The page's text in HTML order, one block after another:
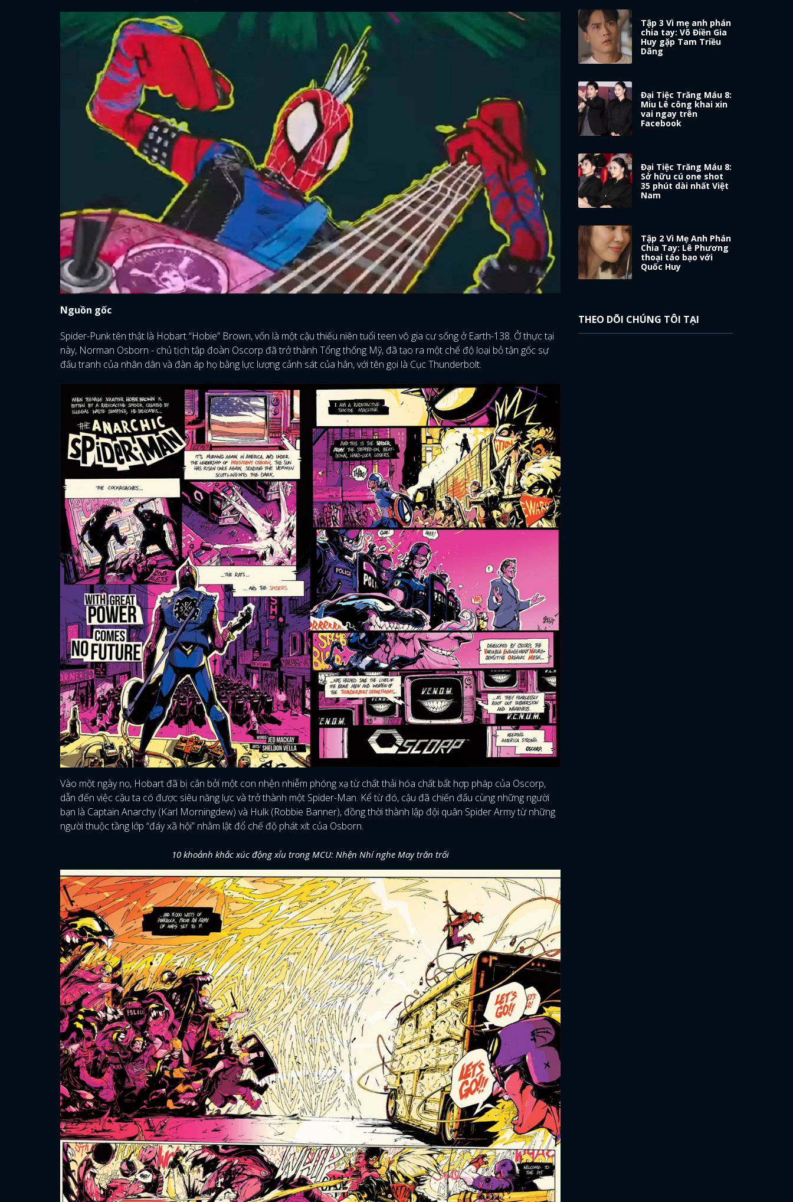
ĐĂNG NHẬP
FACEBOOK GOOGLE
Nguồn gốc
Spider-Punk tên thật là Hobart “Hobie” Brown, vốn là một cậu thiếu niên tuổi teen vô gia cư sống ở Earth-138. Ở thực tại
này, Norman Osborn - chủ tịch tập đoàn Oscorp đã trở thành Tổng thống Mỹ, đã tạo ra một chế độ loại bỏ tận gốc sự
đấu tranh của nhân dân và đàn áp họ bằng lực lượng cảnh sát của hắn, với tên gọi là Cục Thunderbolt.
Vào một ngày nọ, Hobart đã bị cắn bởi một con nhện nhiễm phóng xạ từ chất thải hóa chất bất hợp pháp của Oscorp,
dẫn đến việc cậu ta có được siêu năng lực và trở thành một Spider-Man. Kể từ đó, cậu đã chiến đấu cùng những người
bạn là Captain Anarchy (Karl Morningdew) và Hulk (Robbie Banner), đồng thời thành lập đội quân Spider Army từ những
người thuộc tầng lớp “đáy xã hội” nhằm lật đổ chế độ phát xít của Osborn.
10 khoảnh khắc xúc động xỉu trong MCU: Nhện Nhí nghe May trăn trối
Tập 3 Vì mẹ anh phán
chia tay: Võ Điền Gia
Huy gặp Tam Triều
Dâng
Đại Tiệc Trăng Máu 8:
Miu Lê công khai xin
vai ngay trên
Facebook
Đại Tiệc Trăng Máu 8:
Sở hữu cú one shot
35 phút dài nhất Việt
Nam
Tập 2 Vì Mẹ Anh Phán
Chia Tay: Lê Phương
thoại táo bạo với
Quốc Huy
THEO DÕI CHÚNG TÔI TẠI